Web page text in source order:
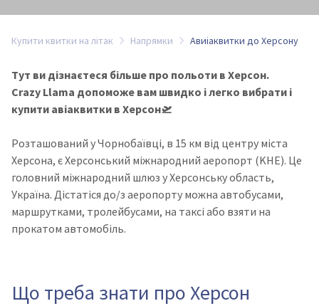
Купити квитки на літак Напрямки Авиіаквитки до Херсону
Тут ви дізнаєтеся більше про польоти в Херсон.
Crazy Llama допоможе вам швидко і легко вибрати і
купити авіаквитки в Херсон🛫
Розташований у Чорнобаївці, в 15 км від центру міста
Херсона, є Херсонський міжнародний аеропорт (KHE). Це
головний міжнародний шлюз у Херсонську область,
Україна. Дістатіся до/з аеропорту можна автобусами,
маршрутками, тролейбусами, на таксі або взяти на
прокатом автомобіль.
Що треба знати про Херсон